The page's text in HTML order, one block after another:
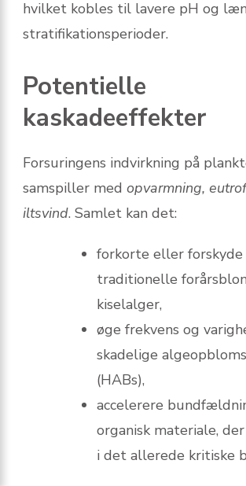
hvilket kobles til lavere pH og
stratifikationsperioder.
Potentielle
kaskadeeffekter
Forsuringens indvirkning på
samspiller med opvarmning,
iltsvind. Samlet kan det:
forkorte eller forskyde
traditionelle
kiselalger,
øge frekvens og
skadelige
(HABs),
accelerere
organisk materiale,
i det allerede kritiske